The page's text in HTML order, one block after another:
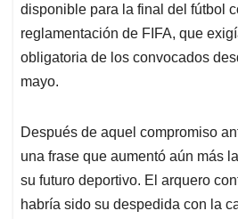
disponible para la final del fútbol
reglamentación de FIFA, que
obligatoria de los convocados
mayo.
Después de aquel compromiso
una frase que aumentó aún más
su futuro deportivo. El arquero
habría sido su despedida con la